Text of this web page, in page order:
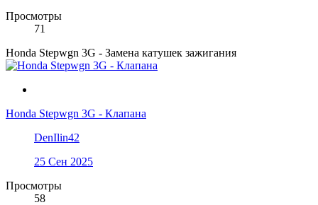
Просмотры
71
Honda Stepwgn 3G - Замена катушек зажигания
Honda Stepwgn 3G - Клапана
DenIlin42
25 Сен 2025
Просмотры
58